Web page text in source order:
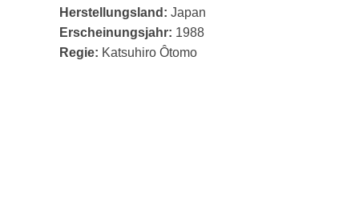
Herstellungsland: Japan
Erscheinungsjahr: 1988
Regie: Katsuhiro Ôtomo